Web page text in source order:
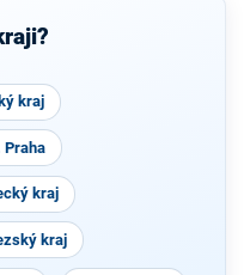
kraj
Praha
kraj
kraj